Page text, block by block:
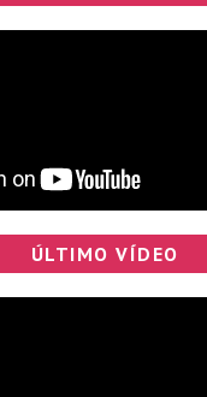
ÚLTIMO VÍDEO